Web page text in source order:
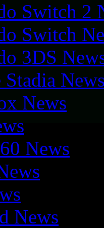
Switch 2
Switch
3DS
News
News
News